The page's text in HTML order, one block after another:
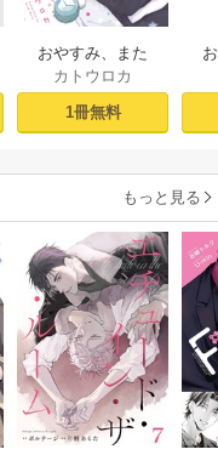
おやすみ、また
ね。ましろくん。
【電子限定漫画付
き】
カトウロカ
1冊無料
もっと見る